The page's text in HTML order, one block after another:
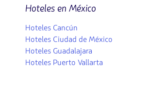
Hoteles en México
Hoteles Cancún
Hoteles Ciudad de México
Hoteles Guadalajara
Hoteles Puerto Vallarta